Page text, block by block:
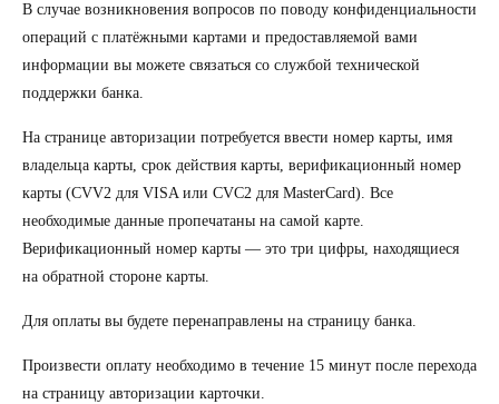
В случае возникновения вопросов по поводу конфиденциальности
операций с платёжными картами и предоставляемой вами
информации вы можете связаться со службой технической
поддержки банка.
На странице авторизации потребуется ввести номер карты, имя
владельца карты, срок действия карты, верификационный номер
карты (CVV2 для VISA или CVC2 для MasterCard). Все
необходимые данные пропечатаны на самой карте.
Верификационный номер карты — это три цифры, находящиеся
на обратной стороне карты.
Для оплаты вы будете перенаправлены на страницу банка.
Произвести оплату необходимо в течение 15 минут после перехода
на страницу авторизации карточки.